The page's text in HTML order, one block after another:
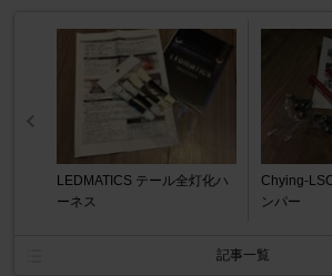
LEDMATICS テール全灯化ハ
ーネス
Chying-
ンパー
記事一覧